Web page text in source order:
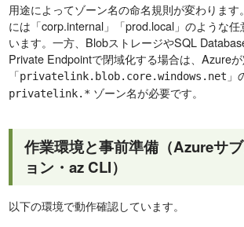
用途によってゾーン名の命名規則が変わりま
には「corp.internal」「prod.local」のような任
います。一方、BlobストレージやSQL
Private Endpointで閉域化する場合は、Azure
「privatelink.blob.core.windows.net 」
privatelink.* ゾーン名が必要です。
作業環境と事前準備（Azureサ
ョン・az CLI）
以下の環境で動作確認しています。